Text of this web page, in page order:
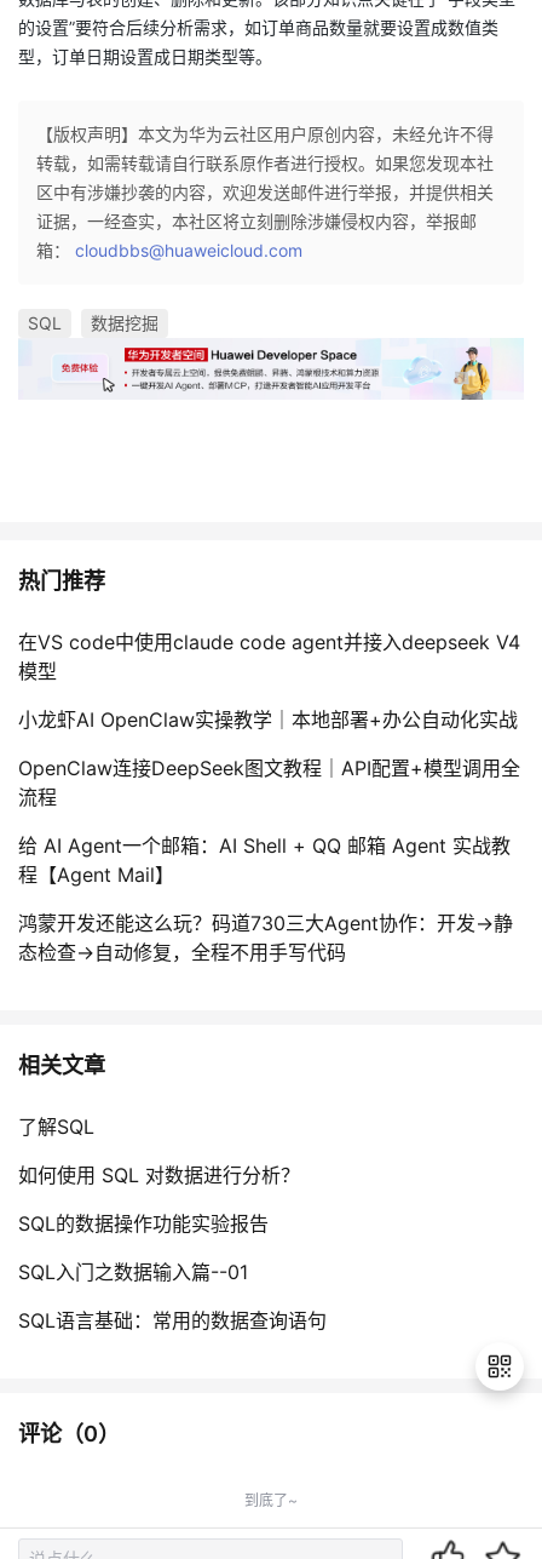
的设置”要符合后续分析需求，如订单商品数量就要设置成数值类
型，订单日期设置成日期类型等。
【版权声明】本文为华为云社区用户原创内容，未经允许不得
转载，如需转载请自行联系原作者进行授权。如果您发现本社
区中有涉嫌抄袭的内容，欢迎发送邮件进行举报，并提供相关
证据，一经查实，本社区将立刻删除涉嫌侵权内容，举报邮
箱： cloudbbs@huaweicloud.com
SQL 数据挖掘
热门推荐
在VS code中使用claude code agent并接入deepseek V4
模型
小龙虾AI OpenClaw实操教学｜本地部署+办公自动化实战
OpenClaw连接DeepSeek图文教程｜API配置+模型调用全
流程
给 AI Agent一个邮箱：AI Shell + QQ 邮箱 Agent 实战教
程【Agent Mail】
鸿蒙开发还能这么玩？码道730三大Agent协作：开发→静
态检查→自动修复，全程不用手写代码
相关文章
了解SQL
如何使用 SQL 对数据进行分析？
SQL的数据操作功能实验报告
SQL入门之数据输入篇--01
SQL语言基础：常用的数据查询语句
评论（0）
到底了~